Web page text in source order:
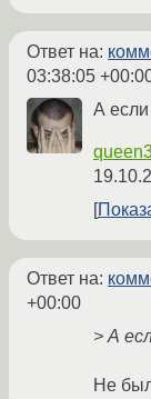
Ответ на:
03:38:05
А если
Ответ на:
+00:00
> А
Не